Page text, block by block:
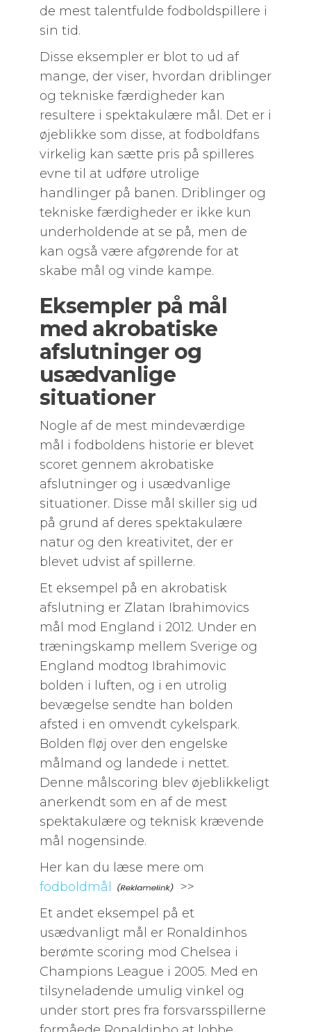
de mest talentfulde fodboldspillere i
sin tid.
Disse eksempler er blot to ud af
mange, der viser, hvordan driblinger
og tekniske færdigheder kan
resultere i spektakulære mål. Det er i
øjeblikke som disse, at fodboldfans
virkelig kan sætte pris på spilleres
evne til at udføre utrolige
handlinger på banen. Driblinger og
tekniske færdigheder er ikke kun
underholdende at se på, men de
kan også være afgørende for at
skabe mål og vinde kampe.
Eksempler på mål
med akrobatiske
afslutninger og
usædvanlige
situationer
Nogle af de mest mindeværdige
mål i fodboldens historie er blevet
scoret gennem akrobatiske
afslutninger og i usædvanlige
situationer. Disse mål skiller sig ud
på grund af deres spektakulære
natur og den kreativitet, der er
blevet udvist af spillerne.
Et eksempel på en akrobatisk
afslutning er Zlatan Ibrahimovics
mål mod England i 2012. Under en
træningskamp mellem Sverige og
England modtog Ibrahimovic
bolden i luften, og i en utrolig
bevægelse sendte han bolden
afsted i en omvendt cykelspark.
Bolden fløj over den engelske
målmand og landede i nettet.
Denne målscoring blev øjeblikkeligt
anerkendt som en af de mest
spektakulære og teknisk krævende
mål nogensinde.
Her kan du læse mere om
fodboldmål
>>
Et andet eksempel på et
usædvanligt mål er Ronaldinhos
berømte scoring mod Chelsea i
Champions League i 2005. Med en
tilsyneladende umulig vinkel og
under stort pres fra forsvarsspillerne